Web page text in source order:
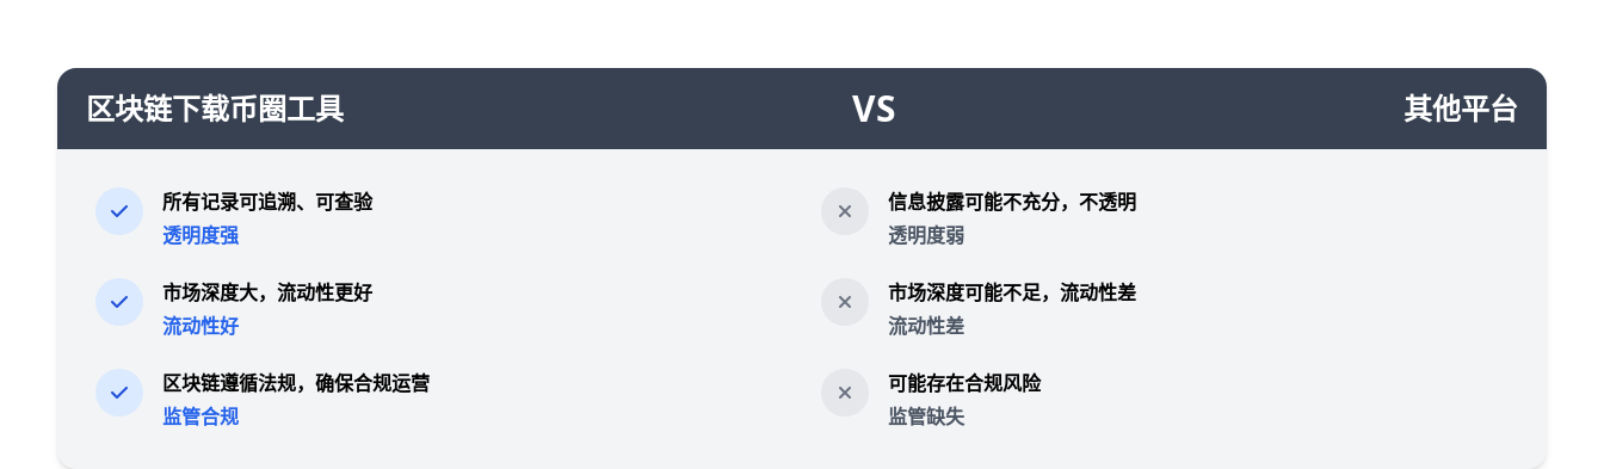
区块链下载币圈工具 VS 其他平台
所有记录可追溯、可查验
透明度强
市场深度大，流动性更好
流动性好
区块链遵循法规，确保合规运营
监管合规
信息披露可能不充分，不透明
透明度弱
市场深度可能不足，流动性差
流动性差
可能存在合规风险
监管缺失